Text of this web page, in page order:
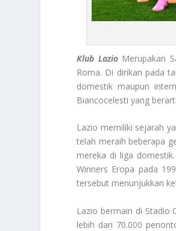
Klub LazioMerupakan
Roma. Di dirikan pada
domestik maupun
Biancocelesti yang
Lazio memiliki sejarah
telah meraih beberapa
mereka di liga
Winners Eropa pada
tersebut menunjukkan
Lazio bermain di Stadio
lebih dari 70.000